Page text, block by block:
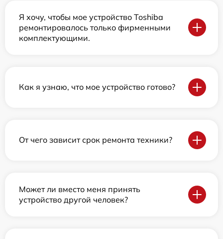
Я хочу, чтобы мое устройство Toshiba
ремонтировалось только фирменными
комплектующими.
Как я узнаю, что мое устройство готово?
От чего зависит срок ремонта техники?
Может ли вместо меня принять
устройство другой человек?